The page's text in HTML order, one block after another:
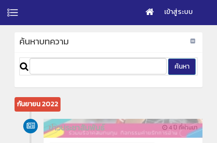
เข้าสู่ระบบ
ค้นหาบทความ
กันยายน 2022
4 ปี ที่ผ่านมา
ข่าวประชาสัมพันธ์